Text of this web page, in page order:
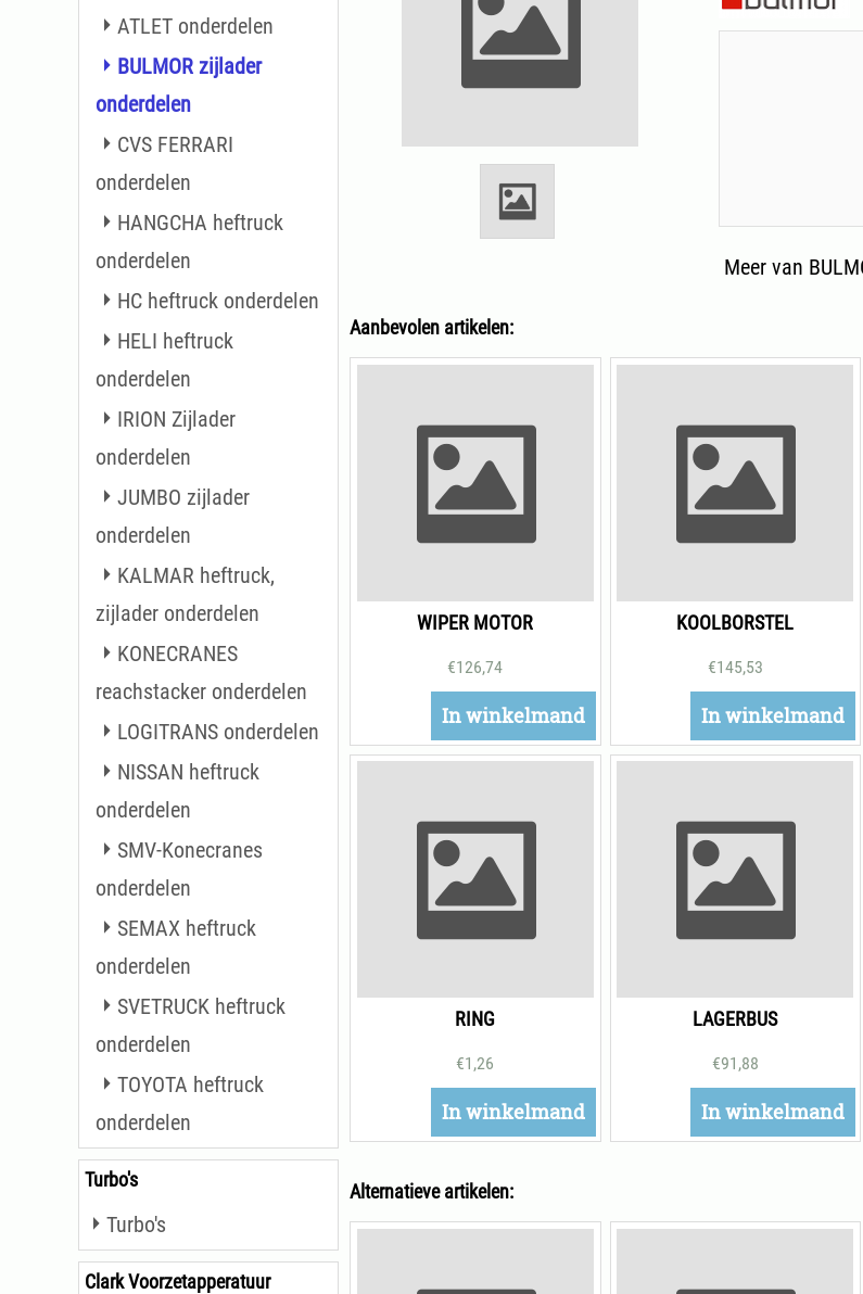
ATLET onderdelen
BULMOR zijlader
onderdelen
CVS FERRARI
onderdelen
HANGCHA heftruck
onderdelen
HC heftruck onderdelen
HELI heftruck
onderdelen
IRION Zijlader
onderdelen
JUMBO zijlader
onderdelen
KALMAR heftruck,
zijlader onderdelen
KONECRANES
reachstacker onderdelen
LOGITRANS onderdelen
NISSAN heftruck
onderdelen
SMV-Konecranes
onderdelen
SEMAX heftruck
onderdelen
SVETRUCK heftruck
onderdelen
TOYOTA heftruck
onderdelen
Turbo's
Turbo's
Clark Voorzetapperatuur
Meer van
Aanbevolen artikelen:
WIPER MOTOR
€126,74
In winkelmand
KOOLBORSTEL
€145,53
In winkelmand
RING
€1,26
In winkelmand
LAGERBUS
€91,88
In winkelmand
Alternatieve artikelen: